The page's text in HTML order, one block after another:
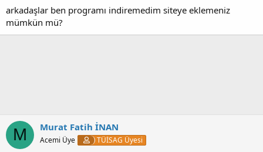
arkadaşlar ben programı indiremedim siteye eklemeniz
mümkün mü?
M Murat Fatih İNAN
Acemi Üye TÜİSAG Üyesi